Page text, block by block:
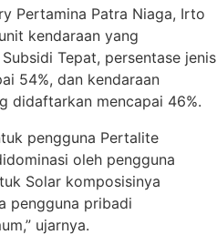
Pertamina Patra Niaga, Irto
kendaraan yang
Tepat, persentase jenis
54%, dan kendaraan
didaftarkan mencapai 46%.
pengguna Pertalite
oleh pengguna
Solar komposisinya
pengguna pribadi
ujarnya.